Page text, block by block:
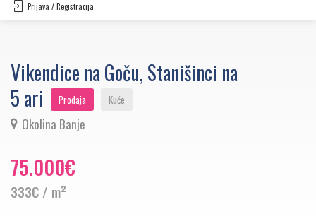
Prijava / Registracija
Vikendice na Goču, Stanišinci na
5 ari
Prodaja Kuće
Okolina Banje
75.000€
333€ / m²